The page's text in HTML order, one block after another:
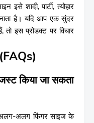
शादी, पार्टी, त्योहार
है। यदि आप एक सुंदर
इस प्रोडक्ट पर विचार
किया जा सकता
अलग फिंगर साइज के